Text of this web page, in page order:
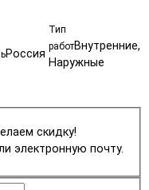
Россия
Тип
работВнутренние,
Наружные
скидку!
электронную почту.